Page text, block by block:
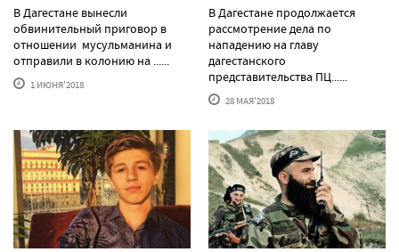
В Дагестане вынесли
обвинительный приговор в
отношении мусульманина и
отправили в колонию на ......
1 ИЮНЯ'2018
В Дагестане продолжается
рассмотрение дела по
нападению на главу
дагестанского
представительства ПЦ......
28 МАЯ'2018